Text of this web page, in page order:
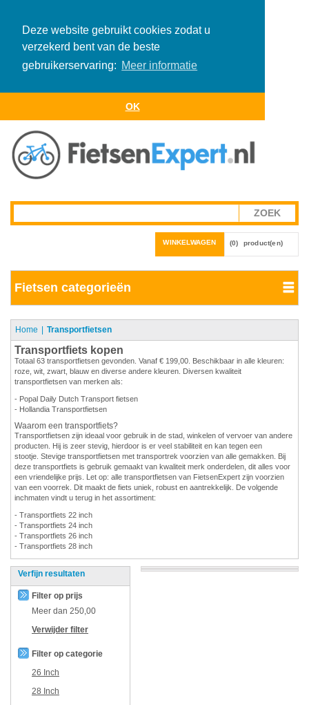
Deze website gebruikt cookies zodat u
verzekerd bent van de beste
gebruikerservaring: Meer informatie
OK
WINKELWAGEN (0) product(en)
Fietsen categorieën
Home Transportfietsen
Transportfiets kopen
Totaal 63 transportfietsen gevonden. Vanaf € 199,00. Beschikbaar in alle kleuren:
roze, wit, zwart, blauw en diverse andere kleuren. Diversen kwaliteit
transportfietsen van merken als:
- Popal Daily Dutch Transport fietsen
- Hollandia Transportfietsen
Waarom een transportfiets?
Transportfietsen zijn ideaal voor gebruik in de stad, winkelen of vervoer van andere
producten. Hij is zeer stevig, hierdoor is er veel stabiliteit en kan tegen een
stootje. Stevige transportfietsen met transportrek voorzien van alle gemakken. Bij
deze transportfiets is gebruik gemaakt van kwaliteit merk onderdelen, dit alles voor
een vriendelijke prijs. Let op: alle transportfietsen van FietsenExpert zijn voorzien
van een voorrek. Dit maakt de fiets uniek, robust en aantrekkelijk. De volgende
inchmaten vindt u terug in het assortiment:
- Transportfiets 22 inch
- Transportfiets 24 inch
- Transportfiets 26 inch
- Transportfiets 28 inch
Verfijn resultaten
Filter op prijs
Meer dan 250,00
Verwijder filter
Filter op categorie
26 Inch
28 Inch